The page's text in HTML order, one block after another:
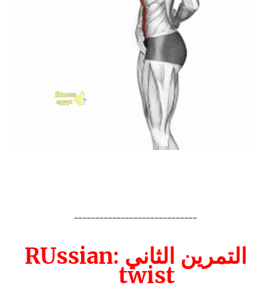
-----------------------------
التمرين الثاني :RUssian
twist